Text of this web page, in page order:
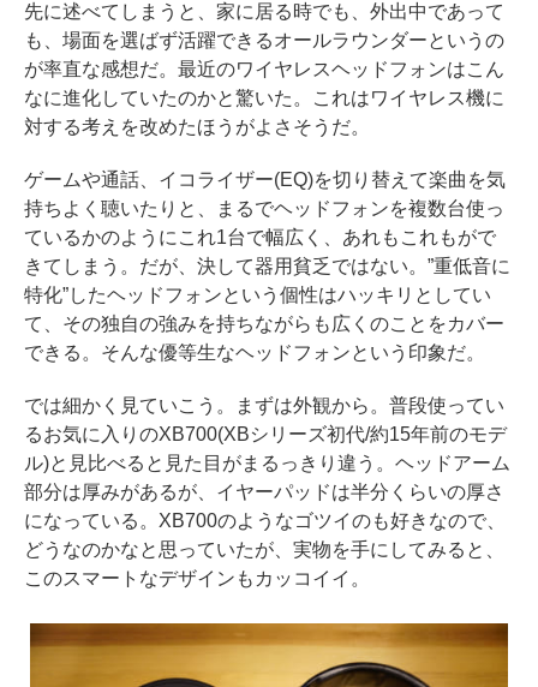
先に述べてしまうと、家に居る時でも、外出中であって
も、場面を選ばず活躍できるオールラウンダーというの
が率直な感想だ。最近のワイヤレスヘッドフォンはこん
なに進化していたのかと驚いた。これはワイヤレス機に
対する考えを改めたほうがよさそうだ。
ゲームや通話、イコライザー(EQ)を切り替えて楽曲を気
持ちよく聴いたりと、まるでヘッドフォンを複数台使っ
ているかのようにこれ1台で幅広く、あれもこれもがで
きてしまう。だが、決して器用貧乏ではない。”重低音に
特化”したヘッドフォンという個性はハッキリとしてい
て、その独自の強みを持ちながらも広くのことをカバー
できる。そんな優等生なヘッドフォンという印象だ。
では細かく見ていこう。まずは外観から。普段使ってい
るお気に入りのXB700(XBシリーズ初代/約15年前のモデ
ル)と見比べると見た目がまるっきり違う。ヘッドアーム
部分は厚みがあるが、イヤーパッドは半分くらいの厚さ
になっている。XB700のようなゴツイのも好きなので、
どうなのかなと思っていたが、実物を手にしてみると、
このスマートなデザインもカッコイイ。